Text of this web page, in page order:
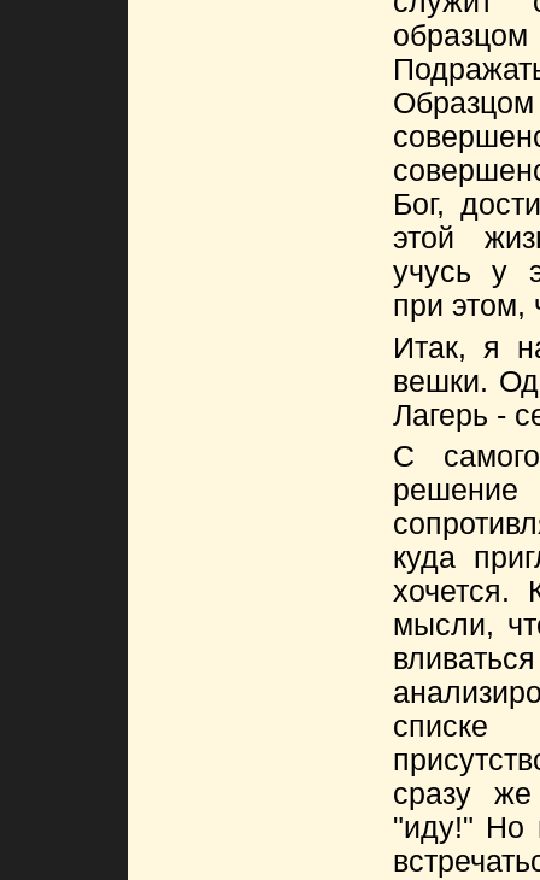
Бог,
этой
учусь у
при этом,
Итак, я
вешки.
Лагерь -
С
решение
куда
хочется.
мысли,
сразу
"иду!" Но